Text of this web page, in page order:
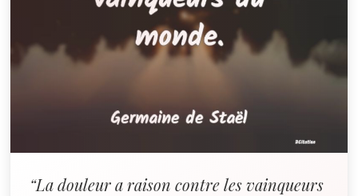
“La douleur a raison contre les vainqueurs